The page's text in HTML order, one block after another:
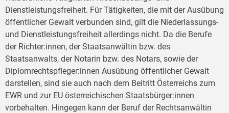
Dienstleistungsfreiheit. Für Tätigkeiten, die mit der Ausübung
öffentlicher Gewalt verbunden sind, gilt die Niederlassungs-
und Dienstleistungsfreiheit allerdings nicht. Da die Berufe
der Richter:innen, der Staatsanwältin bzw. des
Staatsanwalts, der Notarin bzw. des Notars, sowie der
Diplomrechtspfleger:innen Ausübung öffentlicher Gewalt
darstellen, sind sie auch nach dem Beitritt Österreichs zum
EWR und zur EU österreichischen Staatsbürger:innen
vorbehalten. Hingegen kann der Beruf der Rechtsanwältin